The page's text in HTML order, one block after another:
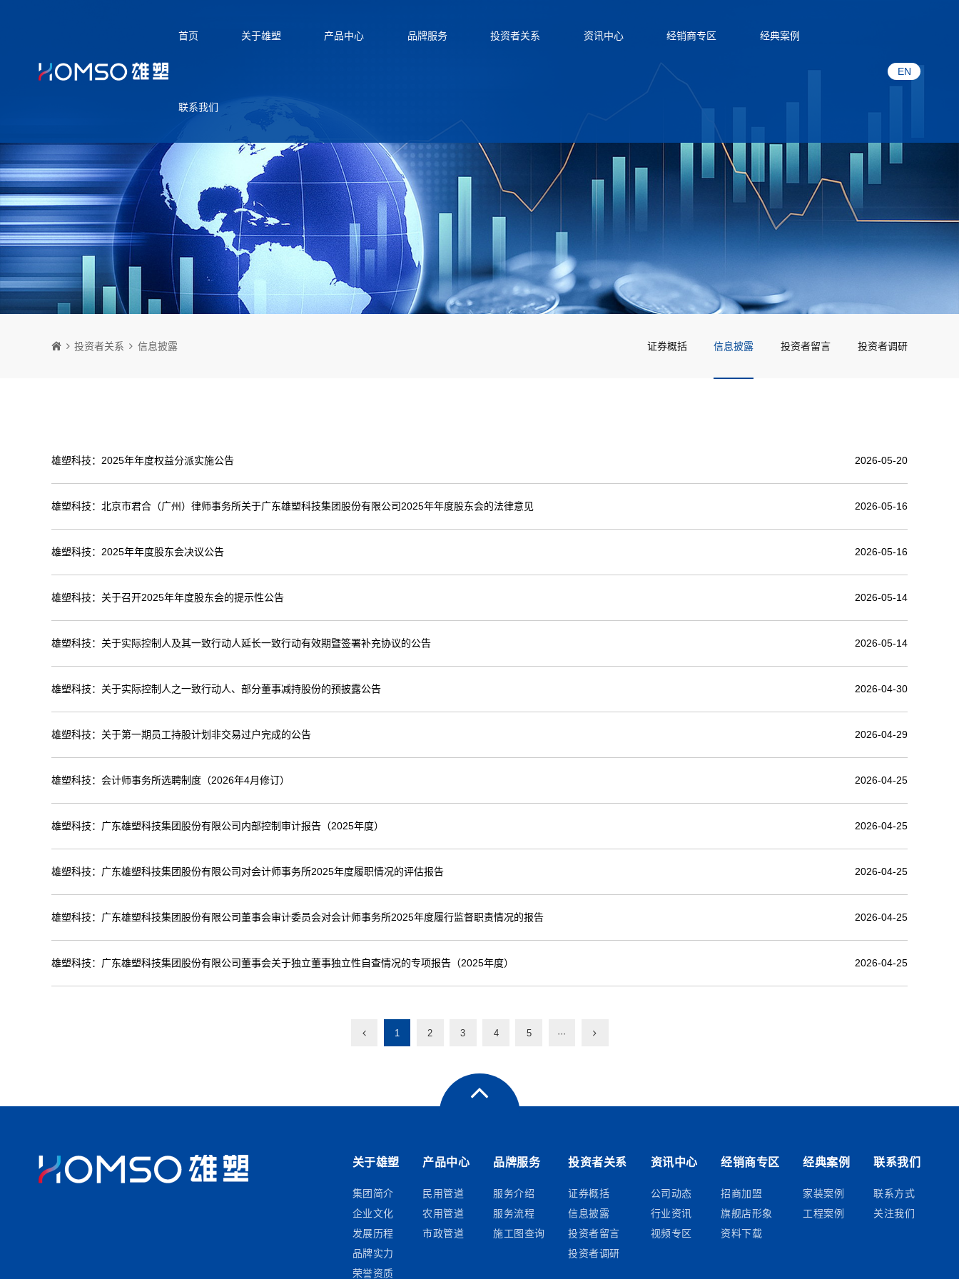
首页 关于雄塑 产品中心 品牌服务 投资者关系 资讯中心 经销商专区 经典案例
联系我们
EN
投资者关系 信息披露 证券概括 信息披露 投资者留言 投资者调研
雄塑科技：2025年年度权益分派实施公告 2026-05-20
雄塑科技：北京市君合（广州）律师事务所关于广东雄塑科技集团股份有限公司2025年年度股东会的法律意见 2026-05-16
雄塑科技：2025年年度股东会决议公告 2026-05-16
雄塑科技：关于召开2025年年度股东会的提示性公告 2026-05-14
雄塑科技：关于实际控制人及其一致行动人延长一致行动有效期暨签署补充协议的公告 2026-05-14
雄塑科技：关于实际控制人之一致行动人、部分董事减持股份的预披露公告 2026-04-30
雄塑科技：关于第一期员工持股计划非交易过户完成的公告 2026-04-29
雄塑科技：会计师事务所选聘制度（2026年4月修订） 2026-04-25
雄塑科技：广东雄塑科技集团股份有限公司内部控制审计报告（2025年度） 2026-04-25
雄塑科技：广东雄塑科技集团股份有限公司对会计师事务所2025年度履职情况的评估报告 2026-04-25
雄塑科技：广东雄塑科技集团股份有限公司董事会审计委员会对会计师事务所2025年度履行监督职责情况的报告 2026-04-25
雄塑科技：广东雄塑科技集团股份有限公司董事会关于独立董事独立性自查情况的专项报告（2025年度） 2026-04-25
1 2 3 4 5 ···
关于雄塑
集团简介
企业文化
发展历程
品牌实力
荣誉资质
产品中心
民用管道
农用管道
市政管道
品牌服务
服务介绍
服务流程
施工图查询
投资者关系
证券概括
信息披露
投资者留言
投资者调研
资讯中心
公司动态
行业资讯
视频专区
经销商专区
招商加盟
旗舰店形象
资料下载
经典案例
家装案例
工程案例
联系我们
联系方式
关注我们